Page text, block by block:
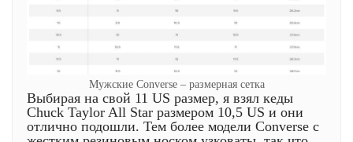
Мужские Converse – размерная сетка
Выбирая на свой 11 US размер, я взял кеды
Chuck Taylor All Star размером 10,5 US и они
отлично подошли. Тем более модели Converse с